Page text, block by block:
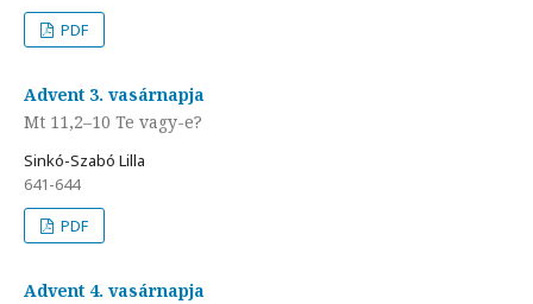
PDF
Advent 3. vasárnapja
Mt 11,2–10 Te vagy-e?
Sinkó-Szabó Lilla
641-644
PDF
Advent 4. vasárnapja